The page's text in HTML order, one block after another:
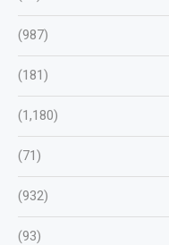
(987)
(181)
(1,180)
(71)
(932)
(93)